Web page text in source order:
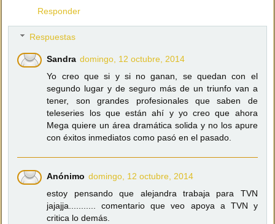
Responder
Respuestas
Sandra domingo, 12 octubre, 2014
Yo creo que si y si no ganan, se quedan con el
segundo lugar y de seguro más de un triunfo van a
tener, son grandes profesionales que saben de
teleseries los que están ahí y yo creo que ahora
Mega quiere un área dramática solida y no los apure
con éxitos inmediatos como pasó en el pasado.
Anónimo domingo, 12 octubre, 2014
estoy pensando que alejandra trabaja para TVN
jajajja........... comentario que veo apoya a TVN y
critica lo demás.